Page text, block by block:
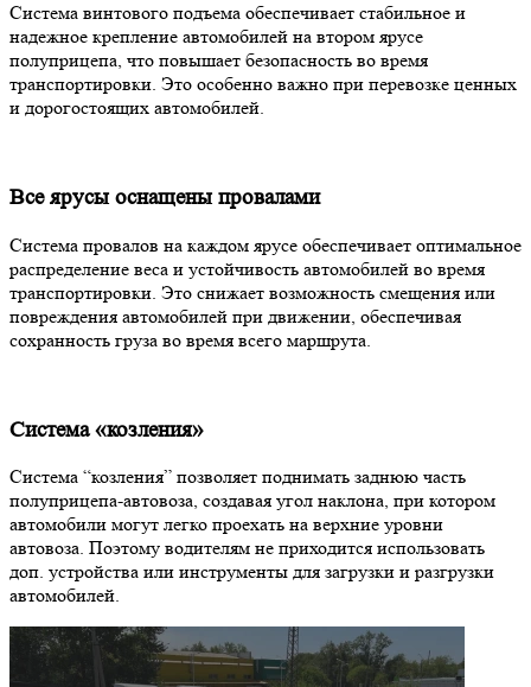
Система винтового подъема обеспечивает стабильное и
надежное крепление автомобилей на втором ярусе
полуприцепа, что повышает безопасность во время
транспортировки. Это особенно важно при перевозке ценных
и дорогостоящих автомобилей.
Все ярусы оснащены провалами
Система провалов на каждом ярусе обеспечивает оптимальное
распределение веса и устойчивость автомобилей во время
транспортировки. Это снижает возможность смещения или
повреждения автомобилей при движении, обеспечивая
сохранность груза во время всего маршрута.
Система «козления»
Система “козления” позволяет поднимать заднюю часть
полуприцепа-автовоза, создавая угол наклона, при котором
автомобили могут легко проехать на верхние уровни
автовоза. Поэтому водителям не приходится использовать
доп. устройства или инструменты для загрузки и разгрузки
автомобилей.